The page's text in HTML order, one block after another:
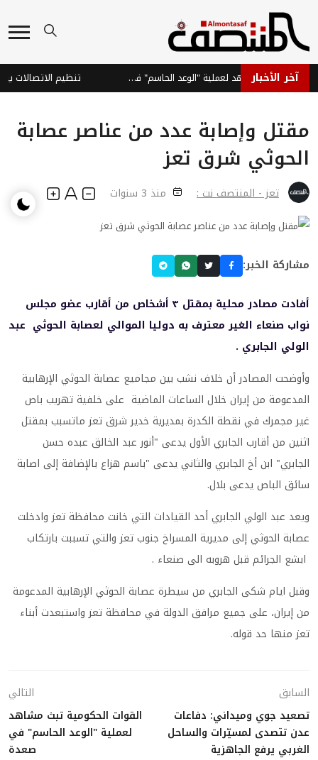
آخر الأخبار القوات الحكومية تبث مشاهد لعملية "الوعد الحاسم" في صعدة
مقتل وإصابة عدد من عناصر عصابة
الحوثي شرق تعز
تعز - المنتصف نت : منذ 3 سنوات
مشاركة الخبر:
أفادت مصادر محلية بمقتل ٣ أشخاص من أقارب عضو مجلس
نواب صنعاء الغير معترف به دوليا الموالي لعصابة الحوثي عبد
الولي الجابري .
وأوضحت المصادر أن خلاف نشب بين مجاميع عصابة الحوثي الإرهابية
المدعومة من إيران خلال الساعات الماضية على خلفية تهريب باص
غير مجمرك في نقطة الكدرة بمديرية خدير شرق تعز ماتسبب بمقتل
اثنين من أقارب الجابري الأول يدعى "أنور عبد الخالق عبده حسن
الجابري" ابن أخ الجابري والثاني يدعى "باسم هزاع بالإضافة إلى اصابة
سائق الباص يدعى بلال.
ويعد عبد الولي الجابري أحد القيادات التي خانت محافظة تعز وادخلت
عصابة الحوثي إلى مديرية المسراخ جنوب تعز والتي تسببت بارتكاب
ابشع الجرائم قبل هروبه الى صنعاء .
وقبل ايام شكى الجابري من سيطرة عصابة الحوثي الإرهابية المدعومة
من إيران، على جميع مرافق الدولة في محافظة تعز واستبعدت أبناء
تعز منها حد قوله.
السابق
تصعيد جوي وميداني: دفاعات
عدن تتصدى لمسيّرات والساحل
الغربي يرفع الجاهزية
التالي
القوات الحكومية تبث مشاهد
لعملية "الوعد الحاسم" في
صعدة